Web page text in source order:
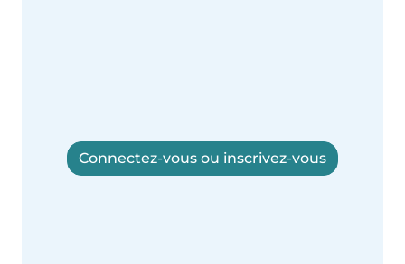
Connectez-vous ou inscrivez-vous